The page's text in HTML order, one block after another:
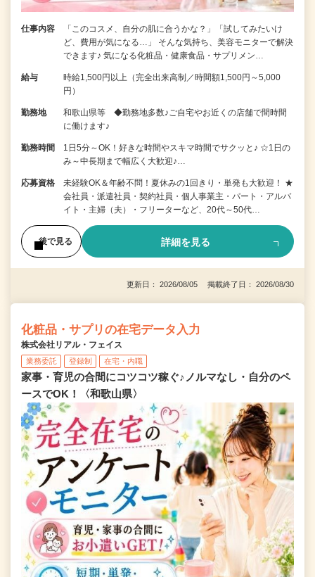
仕事内容
「このコスメ、自分の肌に合うかな？」「試してみたいけ
ど、費用が気になる…」 そんな気持ち、美容モニターで解決
できます♪ 気になる化粧品・健康食品・サプリメン…
給与
時給1,500円以上（完全出来高制／時間額1,500円～5,000
円）
勤務地
和歌山県等 ◆勤務地多数♪ご自宅やお近くの店舗で間時間
に働けます♪
勤務時間
1日5分～OK！好きな時間やスキマ時間でサクッと♪ ☆1日の
み～中長期まで幅広く大歓迎♪…
応募資格
未経験OK＆年齢不問！夏休みの1回きり・単発も大歓迎！ ★
会社員・派遣社員・契約社員・個人事業主・パート・アルバ
イト・主婦（夫）・フリーターなど、20代～50代…
後で見る 詳細を見る
更新日： 2026/08/05 掲載終了日： 2026/08/30
化粧品・サプリの在宅データ入力
株式会社リアル・フェイス
業務委託 登録制 在宅・内職
家事・育児の合間にコツコツ稼ぐ♪ノルマなし・自分のペ
ースでOK！〈和歌山県〉